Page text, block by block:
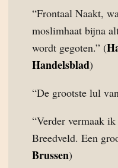
“Frontaal Naakt,
moslimhaat bijna
wordt gegoten.” (
Handelsblad)
“De grootste lul
“Verder vermaak
Breedveld. Een
Brussen)